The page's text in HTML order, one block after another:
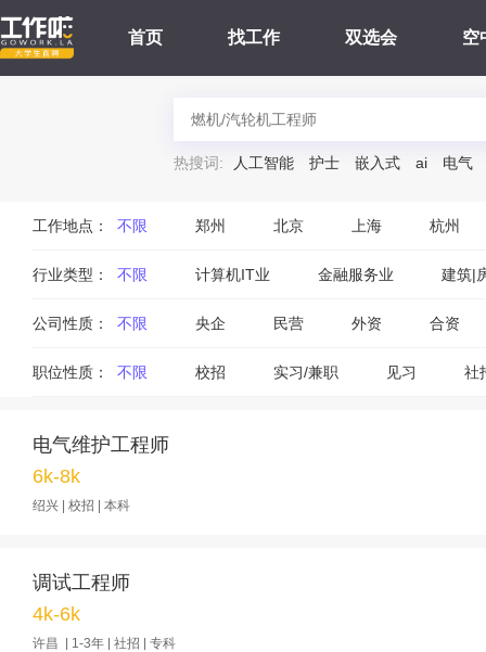
首页 找工作 双选会 空
热搜词: 人工智能 护士 嵌入式 ai 电气
工作地点： 不限 郑州 北京 上海 杭州
行业类型： 不限 计算机IT业 金融服务业 建筑|
公司性质： 不限 央企 民营 外资 合资
职位性质： 不限 校招 实习/兼职 见习 社
电气维护工程师
6k-8k
绍兴 | 校招 | 本科
调试工程师
4k-6k
许昌 | 1-3年 | 社招 | 专科